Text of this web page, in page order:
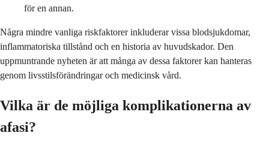
för en annan.
Några mindre vanliga riskfaktorer inkluderar vissa blodsjukdomar,
inflammatoriska tillstånd och en historia av huvudskador. Den
uppmuntrande nyheten är att många av dessa faktorer kan hanteras
genom livsstilsförändringar och medicinsk vård.
Vilka är de möjliga komplikationerna av
afasi?